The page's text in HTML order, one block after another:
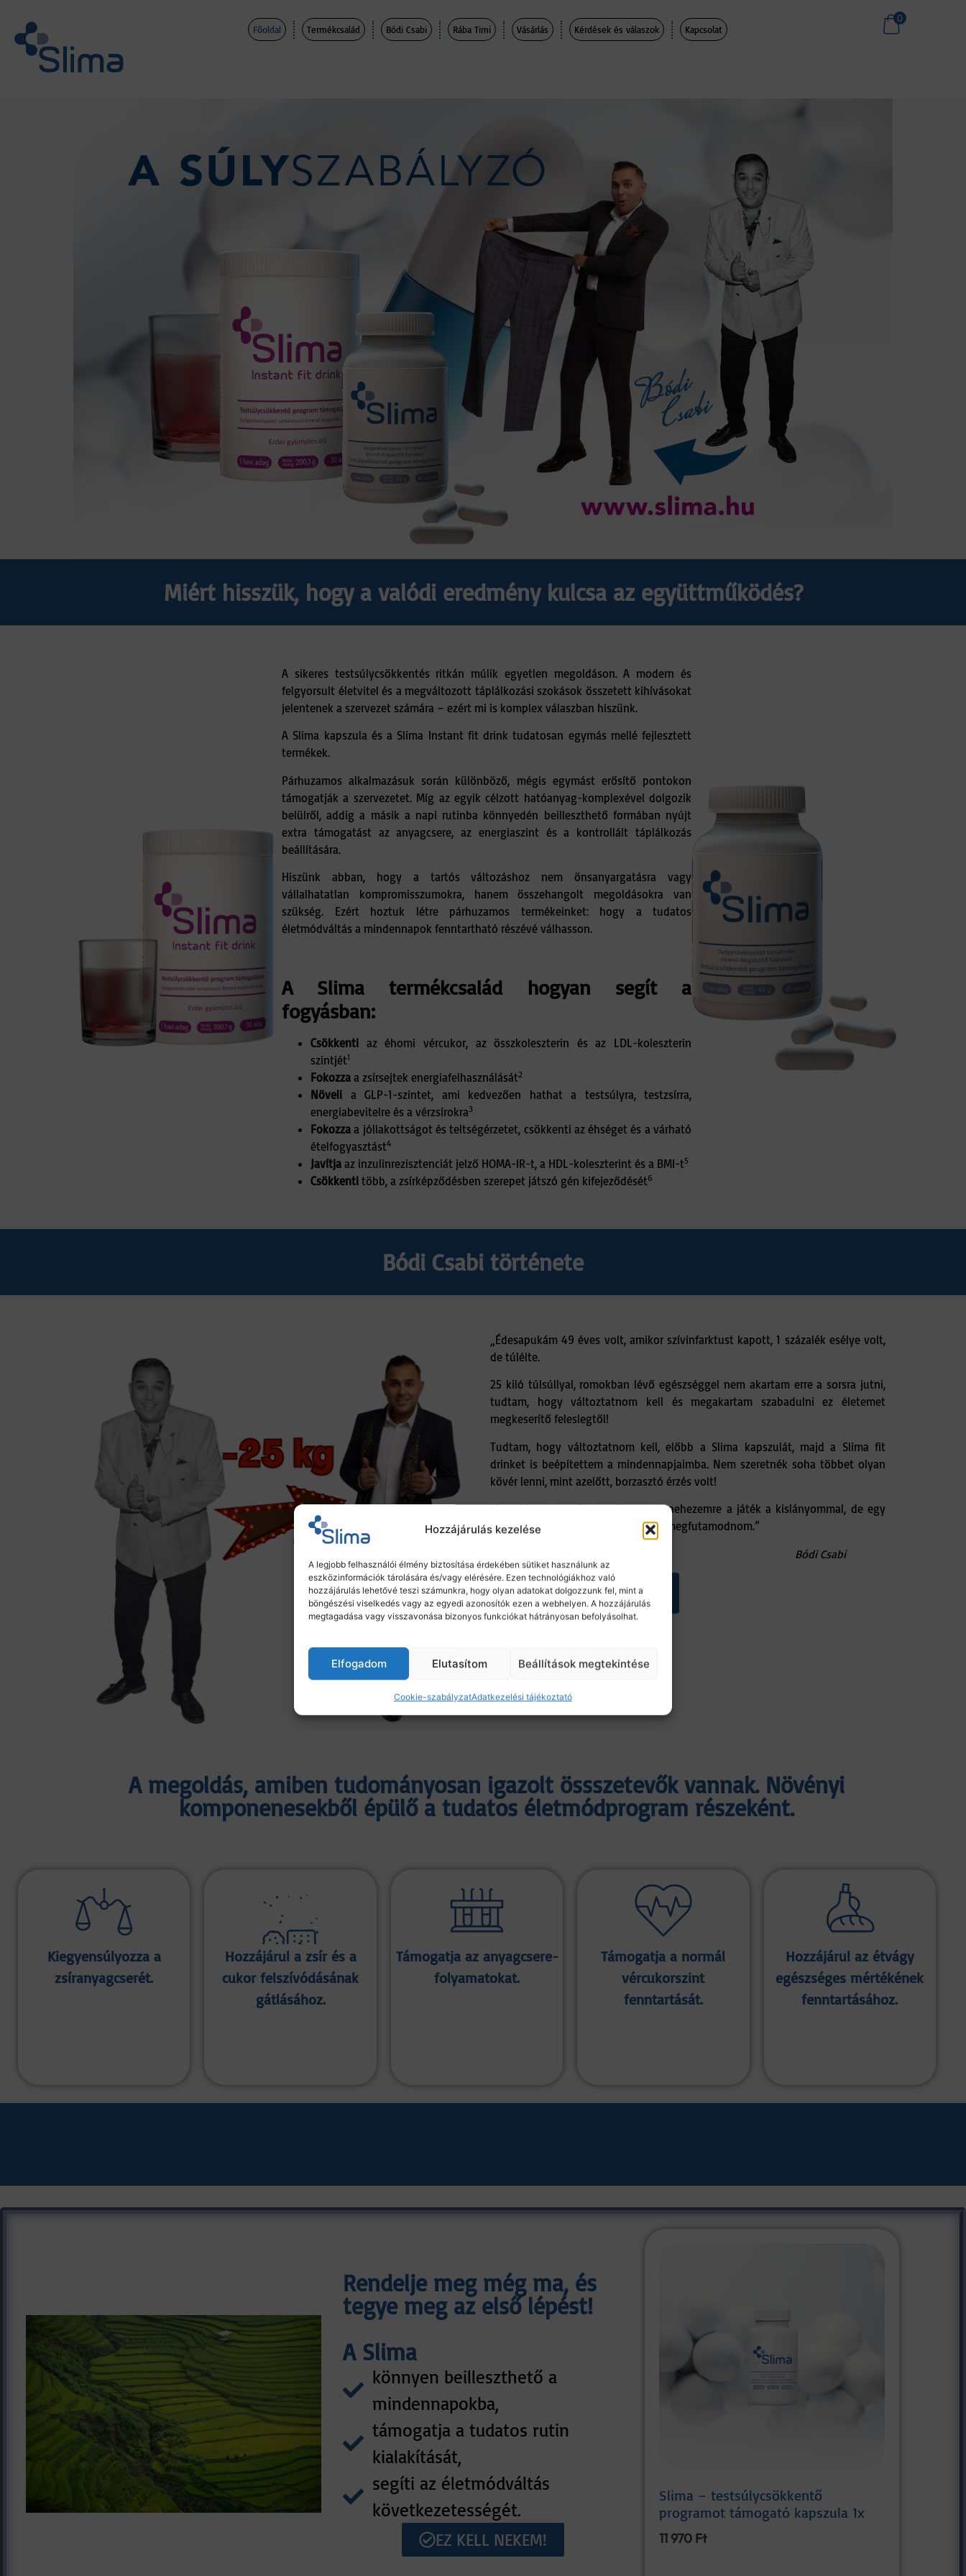
Hozzájárulás kezelése
A legjobb felhasználói élmény biztosítása érdekében sütiket használunk az
eszközinformációk tárolására és/vagy elérésére. Ezen technológiákhoz való
hozzájárulás lehetővé teszi számunkra, hogy olyan adatokat dolgozzunk fel, mint a
böngészési viselkedés vagy az egyedi azonosítók ezen a webhelyen. A hozzájárulás
megtagadása vagy visszavonása bizonyos funkciókat hátrányosan befolyásolhat.
Elfogadom Elutasítom Beállítások megtekintése
Cookie-szabályzatAdatkezelési tájékoztató
Főoldal Termékcsalád Bódi Csabi Rába Timi Vásárlás Kérdések és válaszok Kapcsolat
0
Miért hisszük, hogy a valódi eredmény kulcsa az együttműködés?
A sikeres testsúlycsökkentés ritkán múlik egyetlen megoldáson. A modern és
felgyorsult életvitel és a megváltozott táplálkozási szokások összetett kihívásokat
jelentenek a szervezet számára – ezért mi is komplex válaszban hiszünk.
A Slima kapszula és a Slima Instant fit drink tudatosan egymás mellé fejlesztett
termékek.
Párhuzamos alkalmazásuk során különböző, mégis egymást erősítő pontokon
támogatják a szervezetet. Míg az egyik célzott hatóanyag-komplexével dolgozik
belülről, addig a másik a napi rutinba könnyedén beilleszthető formában nyújt
extra támogatást az anyagcsere, az energiaszint és a kontrollált táplálkozás
beállítására.
Hiszünk abban, hogy a tartós változáshoz nem önsanyargatásra vagy
vállalhatatlan kompromisszumokra, hanem összehangolt megoldásokra van
szükség. Ezért hoztuk létre párhuzamos termékeinket: hogy a tudatos
életmódváltás a mindennapok fenntartható részévé válhasson.
A Slima termékcsalád hogyan segít a
fogyásban:
Csökkenti az éhomi vércukor, az összkoleszterin és az LDL-koleszterin
szintjét1
Fokozza a zsírsejtek energiafelhasználását2
Növeli a GLP-1-szintet, ami kedvezően hathat a testsúlyra, testzsírra,
energiabevitelre és a vérzsírokra3
Fokozza a jóllakottságot és teltségérzetet, csökkenti az éhséget és a várható
ételfogyasztást4
Javítja az inzulinrezisztenciát jelző HOMA-IR-t, a HDL-koleszterint és a BMI-t5
Csökkenti több, a zsírképződésben szerepet játszó gén kifejeződését6
Bódi Csabi története
„Édesapukám 49 éves volt, amikor szívinfarktust kapott, 1 százalék esélye volt,
de túlélte.
25 kiló túlsúllyal, romokban lévő egészséggel nem akartam erre a sorsra jutni,
tudtam, hogy változtatnom kell és megakartam szabadulni ez életemet
megkeserítő feleslegtől!
Tudtam, hogy változtatnom kell, előbb a Slima kapszulát, majd a Slima fit
drinket is beépítettem a mindennapjaimba. Nem szeretnék soha többet olyan
kövér lenni, mint azelőtt, borzasztó érzés volt!
Megváltozott az életem. Nem esik nehezemre a játék a kislányommal, de egy
családi kirándulás elől sem kell már megfutamodnom.”
Bódi Csabi
Tovább a termékhez
A megoldás, amiben tudományosan igazolt össszetevők vannak. Növényi
komponenesekből épülő a tudatos életmódprogram részeként.
Kiegyensúlyozza a
zsíranyagcserét.
Hozzájárul a zsír és a
cukor felszívódásának
gátlásához.
Támogatja az anyagcsere-
folyamatokat.
Támogatja a normál
vércukorszint
fenntartását.
Hozzájárul az étvágy
egészséges mértékének
fenntartásához.
Rendelje meg még ma, és
tegye meg az első lépést!
A Slima
könnyen beilleszthető a
mindennapokba,
támogatja a tudatos rutin
kialakítását,
segíti az életmódváltás
következetességét.
EZ KELL NEKEM!
Slima – testsúlycsökkentő
programot támogató kapszula 1x
11 970 Ft